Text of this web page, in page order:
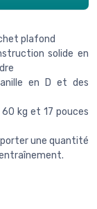
plafond
solide en
en D et des
kg et 17 pouces
une quantité